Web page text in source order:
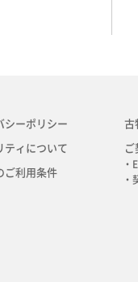
シーポリシー
ティについて
ご利用条件
古
ご
・
・